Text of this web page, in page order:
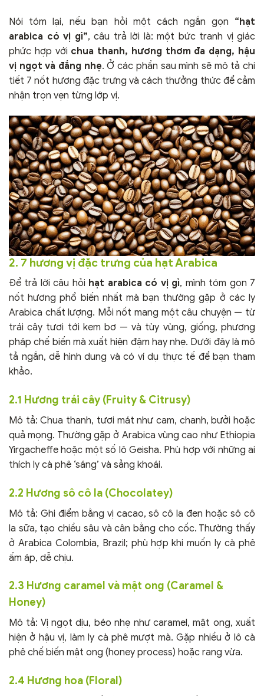
Nói tóm lại, nếu bạn hỏi một cách ngắn gọn “hạt
arabica có vị gì”, câu trả lời là: một bức tranh vị giác
phức hợp với chua thanh, hương thơm đa dạng, hậu
vị ngọt và đắng nhẹ. Ở các phần sau mình sẽ mô tả chi
tiết 7 nốt hương đặc trưng và cách thưởng thức để cảm
nhận trọn vẹn từng lớp vị.
2. 7 hương vị đặc trưng của hạt Arabica
Để trả lời câu hỏi hạt arabica có vị gì, mình tóm gọn 7
nốt hương phổ biến nhất mà bạn thường gặp ở các ly
Arabica chất lượng. Mỗi nốt mang một câu chuyện — từ
trái cây tươi tới kem bơ — và tùy vùng, giống, phương
pháp chế biến mà xuất hiện đậm hay nhẹ. Dưới đây là mô
tả ngắn, dễ hình dung và có ví dụ thực tế để bạn tham
khảo.
2.1 Hương trái cây (Fruity & Citrusy)
Mô tả: Chua thanh, tươi mát như cam, chanh, bưởi hoặc
quả mọng. Thường gặp ở Arabica vùng cao như Ethiopia
Yirgacheffe hoặc một số lô Geisha. Phù hợp với những ai
thích ly cà phê ‘sáng’ và sảng khoái.
2.2 Hương sô cô la (Chocolatey)
Mô tả: Ghi điểm bằng vị cacao, sô cô la đen hoặc sô cô
la sữa, tạo chiều sâu và cân bằng cho cốc. Thường thấy
ở Arabica Colombia, Brazil; phù hợp khi muốn ly cà phê
ấm áp, dễ chịu.
2.3 Hương caramel và mật ong (Caramel &
Honey)
Mô tả: Vị ngọt dịu, béo nhẹ như caramel, mật ong, xuất
hiện ở hậu vị, làm ly cà phê mượt mà. Gặp nhiều ở lô cà
phê chế biến mật ong (honey process) hoặc rang vừa.
2.4 Hương hoa (Floral)